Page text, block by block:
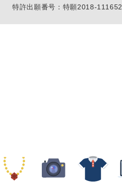
特許出願番号：特願2018-111652